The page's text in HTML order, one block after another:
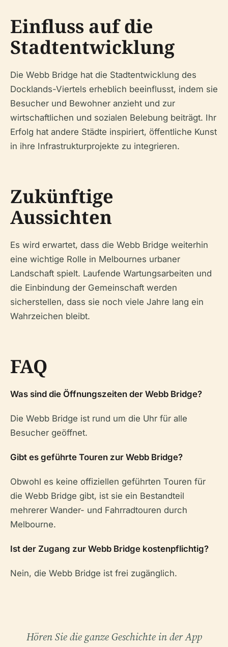
Einfluss auf die
Stadtentwicklung
Die Webb Bridge hat die Stadtentwicklung des
Docklands-Viertels erheblich beeinflusst, indem sie
Besucher und Bewohner anzieht und zur
wirtschaftlichen und sozialen Belebung beiträgt. Ihr
Erfolg hat andere Städte inspiriert, öffentliche Kunst
in ihre Infrastrukturprojekte zu integrieren.
Zukünftige
Aussichten
Es wird erwartet, dass die Webb Bridge weiterhin
eine wichtige Rolle in Melbournes urbaner
Landschaft spielt. Laufende Wartungsarbeiten und
die Einbindung der Gemeinschaft werden
sicherstellen, dass sie noch viele Jahre lang ein
Wahrzeichen bleibt.
FAQ
Was sind die Öffnungszeiten der Webb Bridge?
Die Webb Bridge ist rund um die Uhr für alle
Besucher geöffnet.
Gibt es geführte Touren zur Webb Bridge?
Obwohl es keine offiziellen geführten Touren für
die Webb Bridge gibt, ist sie ein Bestandteil
mehrerer Wander- und Fahrradtouren durch
Melbourne.
Ist der Zugang zur Webb Bridge kostenpflichtig?
Nein, die Webb Bridge ist frei zugänglich.
Hören Sie die ganze Geschichte in der App